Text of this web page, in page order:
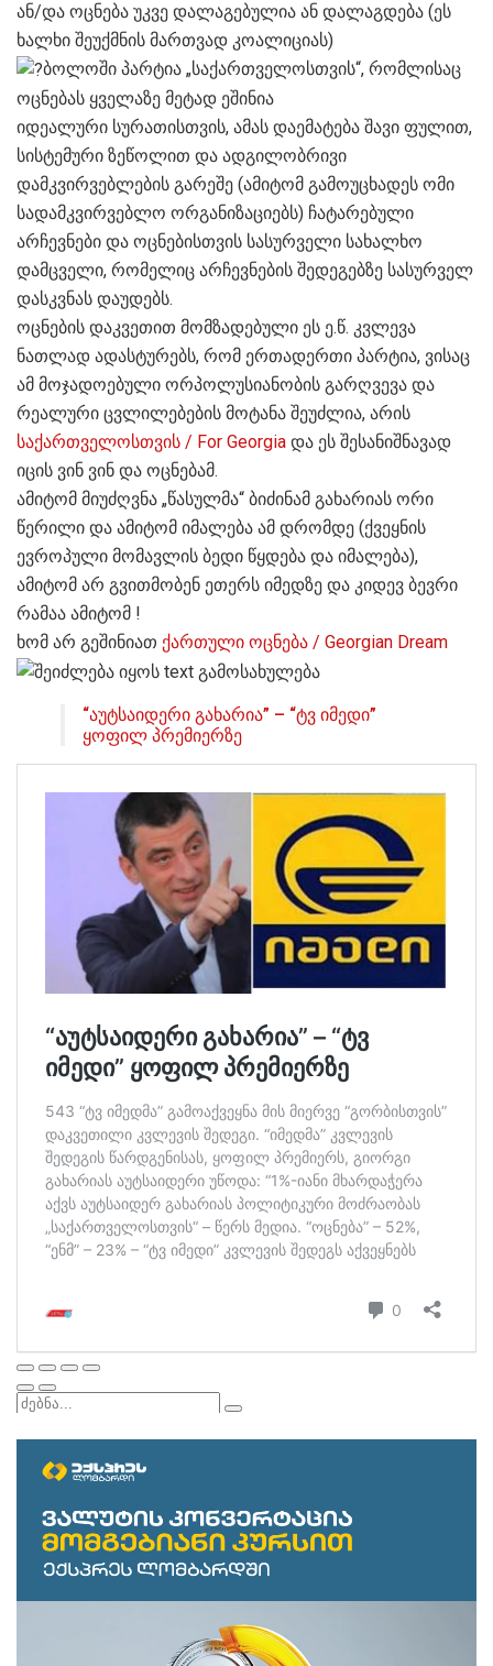
ან/და ოცნება უკვე დალაგებულია ან დალაგდება (ეს
ხალხი შეუქმნის მართვად კოალიციას)
ბოლოში პარტია „საქართველოსთვის“, რომლისაც
ოცნებას ყველაზე მეტად ეშინია
იდეალური სურათისთვის, ამას დაემატება შავი ფულით,
სისტემური ზეწოლით და ადგილობრივი
დამკვირვებლების გარეშე (ამიტომ გამოუცხადეს ომი
სადამკვირვებლო ორგანიზაციებს) ჩატარებული
არჩევნები და ოცნებისთვის სასურველი სახალხო
დამცველი, რომელიც არჩევნების შედეგებზე სასურველ
დასკვნას დაუდებს.
ოცნების დაკვეთით მომზადებული ეს ე.წ. კვლევა
ნათლად ადასტურებს, რომ ერთადერთი პარტია, ვისაც
ამ მოჯადოებული ორპოლუსიანობის გარღვევა და
რეალური ცვლილებების მოტანა შეუძლია, არის
საქართველოსთვის / For Georgia და ეს შესანიშნავად
იცის ვინ ვინ და ოცნებამ.
ამიტომ მიუძღვნა „წასულმა“ ბიძინამ გახარიას ორი
წერილი და ამიტომ იმალება ამ დრომდე (ქვეყნის
ევროპული მომავლის ბედი წყდება და იმალება),
ამიტომ არ გვითმობენ ეთერს იმედზე და კიდევ ბევრი
რამაა ამიტომ !
ხომ არ გეშინიათ ქართული ოცნება / Georgian Dream
“აუტსაიდერი გახარია” – “ტვ იმედი”
ყოფილ პრემიერზე